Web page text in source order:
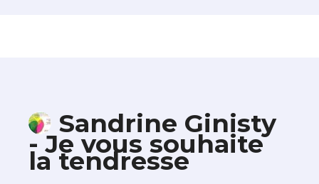
Sandrine Ginisty
- Je vous souhaite
la tendresse